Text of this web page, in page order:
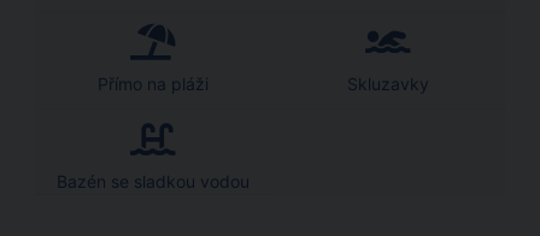
Přímo na pláži Skluzavky
Bazén se sladkou vodou